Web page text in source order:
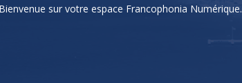
Bienvenue sur votre espace Francophonia Numérique.